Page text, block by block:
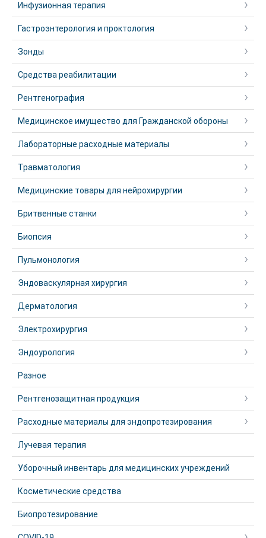
Инфузионная терапия
Гастроэнтерология и проктология
Зонды
Средства реабилитации
Рентгенография
Медицинское имущество для Гражданской обороны
Лабораторные расходные материалы
Травматология
Медицинские товары для нейрохирургии
Бритвенные станки
Биопсия
Пульмонология
Эндоваскулярная хирургия
Дерматология
Электрохирургия
Эндоурология
Разное
Рентгенозащитная продукция
Расходные материалы для эндопротезирования
Лучевая терапия
Уборочный инвентарь для медицинских учреждений
Косметические средства
Биопротезирование